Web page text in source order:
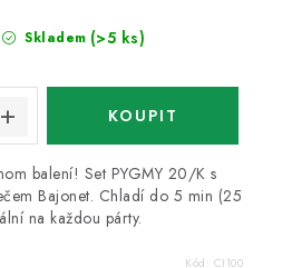
Skladem (>5 ks)
balení! Set PYGMY 20/K s
Bajonet. Chladí do 5 min (25
na každou párty.
Kód: CI100